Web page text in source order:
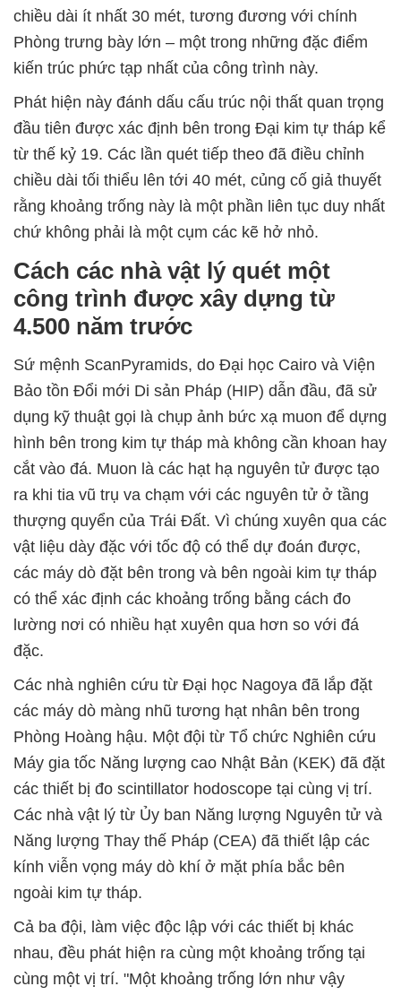
chiều dài ít nhất 30 mét, tương đương với chính
Phòng trưng bày lớn – một trong những đặc điểm
kiến trúc phức tạp nhất của công trình này.
Phát hiện này đánh dấu cấu trúc nội thất quan trọng
đầu tiên được xác định bên trong Đại kim tự tháp kể
từ thế kỷ 19. Các lần quét tiếp theo đã điều chỉnh
chiều dài tối thiểu lên tới 40 mét, củng cố giả thuyết
rằng khoảng trống này là một phần liên tục duy nhất
chứ không phải là một cụm các kẽ hở nhỏ.
Cách các nhà vật lý quét một
công trình được xây dựng từ
4.500 năm trước
Sứ mệnh ScanPyramids, do Đại học Cairo và Viện
Bảo tồn Đổi mới Di sản Pháp (HIP) dẫn đầu, đã sử
dụng kỹ thuật gọi là chụp ảnh bức xạ muon để dựng
hình bên trong kim tự tháp mà không cần khoan hay
cắt vào đá. Muon là các hạt hạ nguyên tử được tạo
ra khi tia vũ trụ va chạm với các nguyên tử ở tầng
thượng quyển của Trái Đất. Vì chúng xuyên qua các
vật liệu dày đặc với tốc độ có thể dự đoán được,
các máy dò đặt bên trong và bên ngoài kim tự tháp
có thể xác định các khoảng trống bằng cách đo
lường nơi có nhiều hạt xuyên qua hơn so với đá
đặc.
Các nhà nghiên cứu từ Đại học Nagoya đã lắp đặt
các máy dò màng nhũ tương hạt nhân bên trong
Phòng Hoàng hậu. Một đội từ Tổ chức Nghiên cứu
Máy gia tốc Năng lượng cao Nhật Bản (KEK) đã đặt
các thiết bị đo scintillator hodoscope tại cùng vị trí.
Các nhà vật lý từ Ủy ban Năng lượng Nguyên tử và
Năng lượng Thay thế Pháp (CEA) đã thiết lập các
kính viễn vọng máy dò khí ở mặt phía bắc bên
ngoài kim tự tháp.
Cả ba đội, làm việc độc lập với các thiết bị khác
nhau, đều phát hiện ra cùng một khoảng trống tại
cùng một vị trí. "Một khoảng trống lớn như vậy